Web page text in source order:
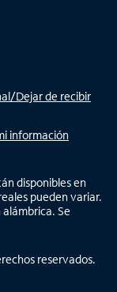
Dejar de recibir
información
disponibles en
pueden variar.
Se
reservados.